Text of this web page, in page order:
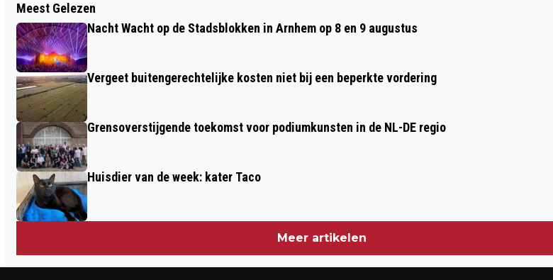
WERKZAAMHEDEN AAN IJSSELBRUG
A12 BIJ ARNHEM VAN 7 TOT 14 APRIL
SAMENSTELLING COALITIE
Meest Gelezen
Nacht Wacht op de Stadsblokken in Arnhem op 8 en 9 augustus
Vergeet buitengerechtelijke kosten niet bij een beperkte vordering
Grensoverstijgende toekomst voor podiumkunsten in de NL-DE regio
Huisdier van de week: kater Taco
Meer artikelen